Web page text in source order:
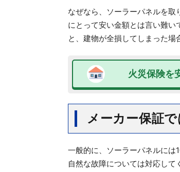
なぜなら、ソーラーパネルを
にとって安い金額とは言い難
と、建物が全損してしまった場
火災保険を
メーカー保証で
一般的に、ソーラーパネルには
自然な故障については対応し